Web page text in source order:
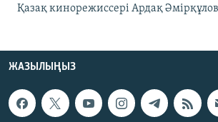
Қазақ кинорежиссері Ардақ
ЖАЗЫЛЫҢЫЗ